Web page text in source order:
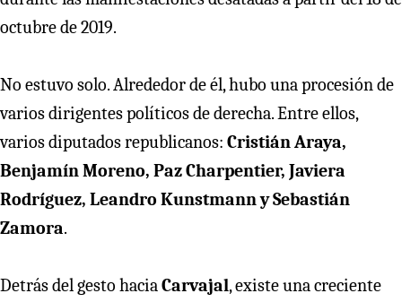
octubre de 2019.
No estuvo solo. Alrededor de él, hubo una procesión de
varios dirigentes políticos de derecha. Entre ellos,
varios diputados republicanos: Cristián Araya,
Benjamín Moreno, Paz Charpentier, Javiera
Rodríguez, Leandro Kunstmann y Sebastián
Zamora.
Detrás del gesto haciaCarvajal, existe una creciente